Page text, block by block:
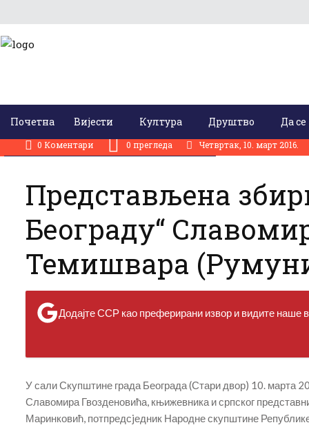
Почетна Вијести Култура Друштво Да се
Култура/Промоције књига / Књижевне вечери
0 Коментари 0 прегледа Четвртак, 10. март 2016.
Представљена
Београду“
Темишвара
Додајте ССР као преферирани извор и видите наше
У сали Скупштине града Београда (Стари двор) 10. марта
Славомира Гвозденовића, књижевника и српског
Маринковић, потпредсjедник Народне скупштине